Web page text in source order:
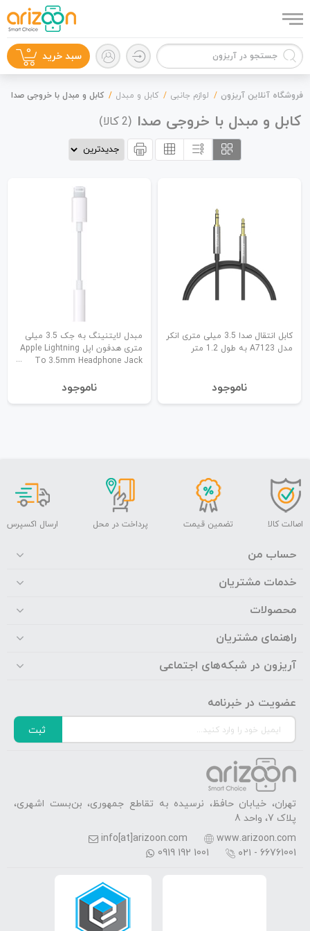
لوازم جانبی
سبد خرید 0
فروشگاه آنلاین آریزون لوازم جانبی کابل و مبدل کابل و مبدل با خروجی صدا
کابل و مبدل با خروجی صدا (
2کالا)
کابل انتقال صدا 3.5 میلی متری انکر
مدل A7123 به طول 1.2 متر
نا‌موجود
مبدل لایتنینگ به جک 3.5 میلی
متری هدفون اپل Apple Lightning
To 3.5mm Headphone Jack
نا‌موجود
اصالت کالا تضمین قیمت پرداخت در محل ارسال اکسپرس
حساب من
خدمات مشتریان
محصولات
راهنمای مشتریان
آریزون در شبکه‌های اجتماعی
عضویت در خبرنامه
ثبت
تهران، خیابان حافظ، نرسیده به تقاطع جمهوری، بن‌بست اشهری،
پلاک 7، واحد 8
www.arizoon.com
info[at]arizoon.com
۰۲۱ - 66761001
0919 192 1001